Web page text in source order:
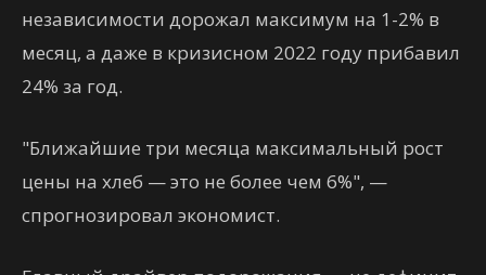
независимости дорожал максимум на 1-2% в
месяц, а даже в кризисном 2022 году прибавил
24% за год.
"Ближайшие три месяца максимальный рост
цены на хлеб — это не более чем 6%", —
спрогнозировал экономист.